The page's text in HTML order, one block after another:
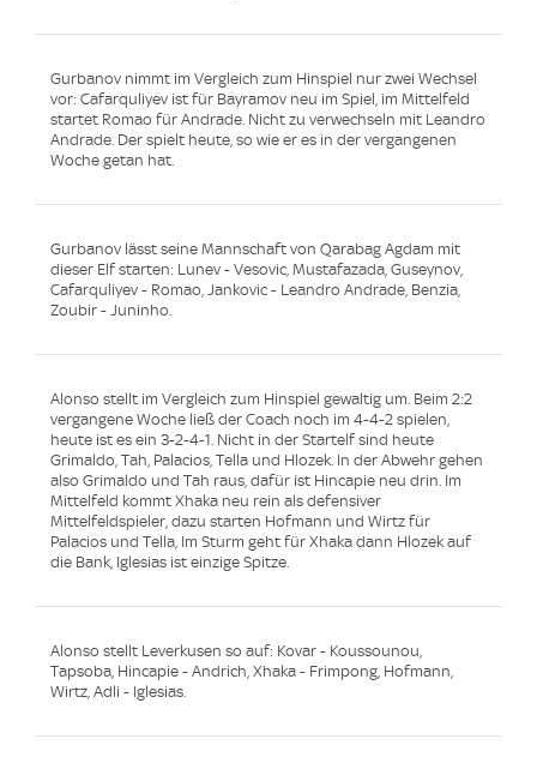
Gurbanov nimmt im Vergleich zum Hinspiel nur zwei Wechsel
vor: Cafarquliyev ist für Bayramov neu im Spiel, im Mittelfeld
startet Romao für Andrade. Nicht zu verwechseln mit Leandro
Andrade. Der spielt heute, so wie er es in der vergangenen
Woche getan hat.
Gurbanov lässt seine Mannschaft von Qarabag Agdam mit
dieser Elf starten: Lunev - Vesovic, Mustafazada, Guseynov,
Cafarquliyev - Romao, Jankovic - Leandro Andrade, Benzia,
Zoubir - Juninho.
Alonso stellt im Vergleich zum Hinspiel gewaltig um. Beim 2:2
vergangene Woche ließ der Coach noch im 4-4-2 spielen,
heute ist es ein 3-2-4-1. Nicht in der Startelf sind heute
Grimaldo, Tah, Palacios, Tella und Hlozek. In der Abwehr gehen
also Grimaldo und Tah raus, dafür ist Hincapie neu drin. Im
Mittelfeld kommt Xhaka neu rein als defensiver
Mittelfeldspieler, dazu starten Hofmann und Wirtz für
Palacios und Tella, Im Sturm geht für Xhaka dann Hlozek auf
die Bank, Iglesias ist einzige Spitze.
Alonso stellt Leverkusen so auf: Kovar - Koussounou,
Tapsoba, Hincapie - Andrich, Xhaka - Frimpong, Hofmann,
Wirtz, Adli - Iglesias.